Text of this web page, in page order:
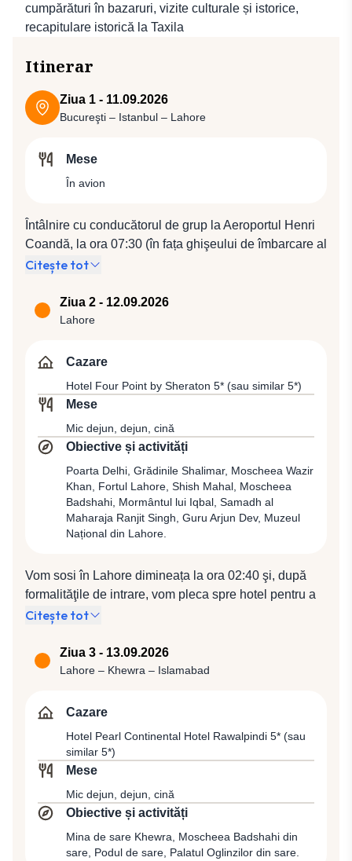
cumpărături în bazaruri, vizite culturale și istorice,
recapitulare istorică la Taxila
Itinerar
Ziua 1 - 11.09.2026
Bucureşti – Istanbul – Lahore
Mese
În avion
Întâlnire cu conducătorul de grup la Aeroportul Henri
Coandă, la ora 07:30 (în fața ghişeului de îmbarcare al
companiei Turkish Airlines). Plecare spre Istanbul cu
11:05), de unde se va pleca spre Lahore cu zborul TK
714 (19:05 / 02:40).
Citește tot
Ziua 2 - 12.09.2026
Lahore
Cazare
Hotel Four Point by Sheraton 5* (sau similar 5*)
Mese
Mic dejun, dejun, cină
Obiective și activități
Poarta Delhi, Grădinile Shalimar, Moscheea Wazir
Khan, Fortul Lahore, Shish Mahal, Moscheea
Badshahi, Mormântul lui Iqbal, Samadh al
Maharaja Ranjit Singh, Guru Arjun Dev, Muzeul
Național din Lahore.
Vom sosi în Lahore dimineața la ora 02:40 şi, după
formalităţile de intrare, vom pleca spre hotel pentru a
lua micul dejun. Vom porni apoi în explorarea capitalei
vechea capitală a Imperiului Mogul, cunoscut pentru
deschiderea sa, caracterul său progresiv precum şi
prilejul ca pe parcursul unui tur panoramic şi pietonal
Shalimar, edificate în timpul lui Shah Jahan, cel mai
prolific împărat moghul, Moscheea Wazir Khan,
considerată ca fiind una dintre cele mai frumos
împodobite din întreaga ţară și Fortul Lahore, care
datează din timpul împăratului Akbar, aflat pe lista
Patrimoniului Mondial UNESCO, în interiorul căruia
Citește tot
Ziua 3 - 13.09.2026
Lahore – Khewra – Islamabad
Cazare
Hotel Pearl Continental Hotel Rawalpindi 5* (sau
similar 5*)
Mese
Mic dejun, dejun, cină
Obiective și activități
Mina de sare Khewra, Moscheea Badshahi din
sare, Podul de sare, Palatul Oglinzilor din sare.